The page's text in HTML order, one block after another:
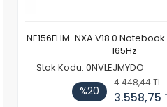
NE156FHM-NXA V18.0
165Hz
Stok Kodu: 0NVLEJMYDO
%20
4.448,44 TL
3.558,75